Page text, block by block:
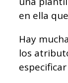
en ella
Hay
los